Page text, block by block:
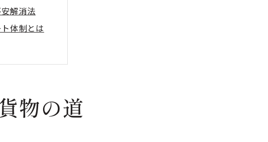
解消法
体制とは
理由
知識
のポイント
物の道